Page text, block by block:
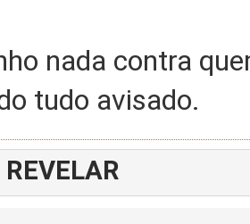
nada contra
tudo avisado.
REVELAR